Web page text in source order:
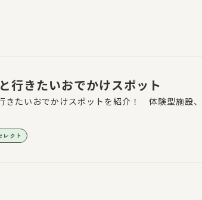
行きたいおでかけスポット
きたいおでかけスポットを紹介！ 体験型施設
レクト